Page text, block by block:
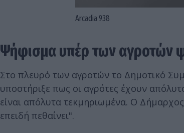
Arcadia 938
Ψήφισμα υπέρ των αγροτών
Στο πλευρό των αγροτών το Δημοτικό
υποστήριξε πως οι αγρότες έχουν
είναι απόλυτα τεκμηριωμένα. Ο
επειδή πεθαίνει".